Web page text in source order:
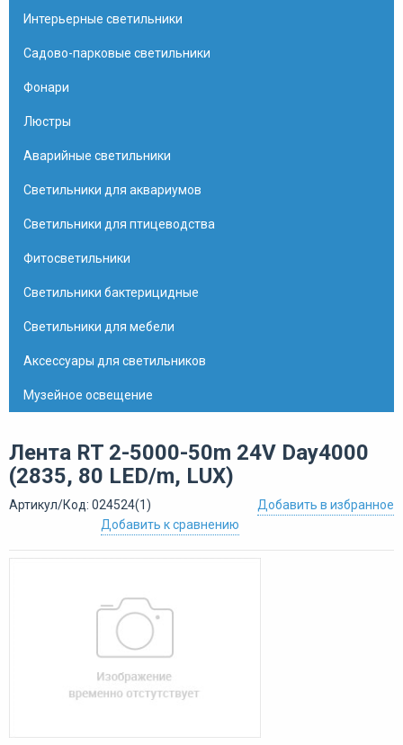
Интерьерные светильники
Садово-парковые светильники
Фонари
Люстры
Аварийные светильники
Светильники для аквариумов
Светильники для птицеводства
Фитосветильники
Светильники бактерицидные
Светильники для мебели
Аксессуары для светильников
Музейное освещение
Лента RT 2-5000-50m 24V Day4000
(2835, 80 LED/m, LUX)
Артикул/Код: 024524(1)
Добавить в избранное
Добавить к сравнению